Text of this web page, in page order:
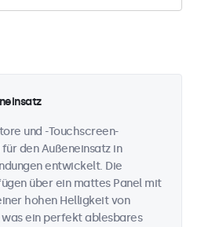
und -Touchscreen-
den Außeneinsatz in
entwickelt. Die
über ein mattes Panel mit
hohen Helligkeit von
was ein perfekt ablesbares